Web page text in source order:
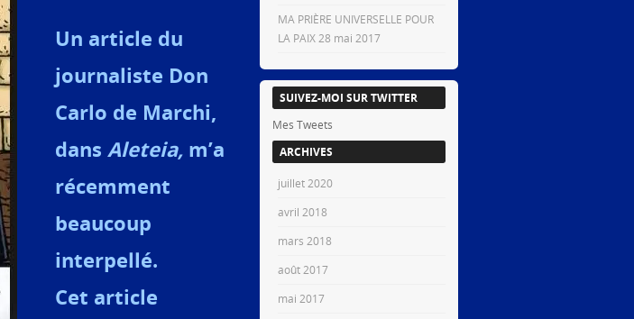
Un article du
journaliste Don
Carlo de Marchi,
dans Aleteia, m’a
récemment
beaucoup
interpellé.
Cet article
MA PRIÈRE UNIVERSELLE POUR
LA PAIX 28 mai 2017
SUIVEZ-MOI SUR TWITTER
Mes Tweets
ARCHIVES
juillet 2020
avril 2018
mars 2018
août 2017
mai 2017